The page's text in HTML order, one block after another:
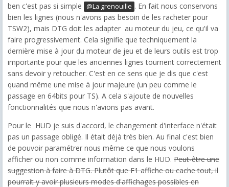
ben c'est pas si simple @La grenouille . En fait nous conservons
bien les lignes (nous n'avons pas besoin de les racheter pour
TSW2), mais DTG doit les adapter au moteur du jeu, ce qu'il va
faire progressivement. Cela signifie que techniquement la
dernière mise à jour du moteur de jeu et de leurs outils est trop
importante pour que les anciennes lignes tournent correctement
sans devoir y retoucher. C'est en ce sens que je dis que c'est
quand même une mise à jour majeure (un peu comme le
passage en 64bits pour TS). A cela s'ajoute de nouvelles
fonctionnalités que nous n'avions pas avant.
Pour le HUD je suis d'accord, le changement d'interface n'était
pas un passage obligé. Il était déjà très bien. Au final c'est bien
de pouvoir paramétrer nous même ce que nous voulons
afficher ou non comme information dans le HUD. Peut-être une
suggestion à faire à DTG. Plutôt que F1 affiche ou cache tout, il
pourrait y avoir plusieurs modes d'affichages possibles en